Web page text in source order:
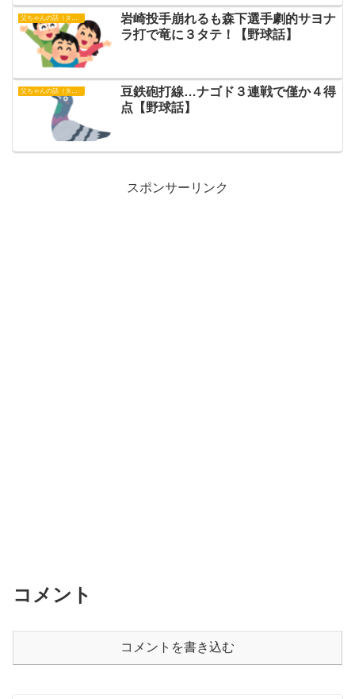
父ちゃんの話（タイガース）
岩崎投手崩れるも森下選手劇的サヨナ
ラ打で竜に３タテ！【野球話】
父ちゃんの話（タイガース）
豆鉄砲打線…ナゴド３連戦で僅か４得
点【野球話】
スポンサーリンク
コメント
コメントを書き込む